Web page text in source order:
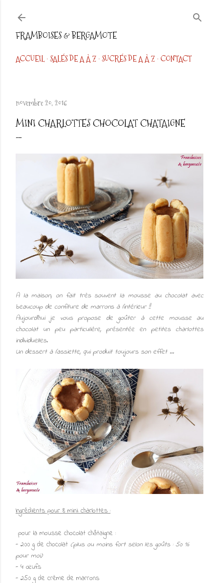
FRAMBOISES & BERGAMOTE
ACCUEIL SALÉS DE A À Z SUCRÉS DE A À Z CONTACT
novembre 20, 2016
MINI CHARLOTTES CHOCOLAT CHATAIGNE
A la maison, on fait très souvent la mousse au chocolat avec
beaucoup de confiture de marrons à l'intérieur !!
Aujourd'hui je vous propose de goûter à cette mousse au
chocolat un peu particulière, présentée en petites charlottes
individuelles.
Un dessert à l'assiette, qui produit toujours son effet ...
Ingrédients pour 8 mini charlottes :
pour la mousse chocolat châtaigne :
- 200 g de chocolat (plus ou moins fort selon les goûts : 50 %
pour moi)
- 4 œufs
- 250 g de crème de marrons